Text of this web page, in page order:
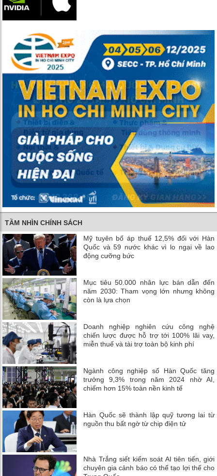
TẦM NHÌN CHÍNH SÁCH
Mỹ tuyên bố áp thuế 12,5% đối với Hàn
Quốc và 59 nước khác vì lo ngại về lao
động cưỡng bức
Mục tiêu 50.000 nhân lực bán dẫn đến
năm 2030: Tham vọng lớn nhưng không
còn là lựa chọn
Doanh nghiệp nghiên cứu công nghệ
chiến lược được hỗ trợ tới 100% lãi vay,
miễn thuế và tài trợ toàn bộ kinh phí
Ngành công nghiệp số Hàn Quốc tăng
trưởng 9,3% trong năm 2024 nhờ AI,
chiếm hơn 15% toàn nền kinh tế
Hàn Quốc sẽ thành lập quỹ tương lai từ
nguồn thu bất ngờ từ chip điện tử
Nhà Trắng siết kiểm soát AI tiên tiến, giới
chuyên gia cảnh báo có thể tạo lợi thế cho